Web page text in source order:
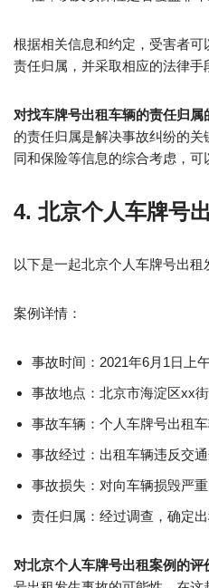
根据相关信息和约定，受害者
责任归属，并采取相应的法律手
对找车牌号出租车辆的责任归属
的责任归属是解决事故纠纷的
同和保险等信息的综合考虑，可
4. 北京个人车牌号
以下是一起北京个人车牌号出租
案例详情：
事故时间：2021年6月1日上
事故地点：北京市海淀区xx
事故车辆：个人车牌号出租
事故经过：出租车辆违反交
事故损失：对向车辆损毁严
责任归属：经过调查，确定
对北京个人车牌号出租案例的评